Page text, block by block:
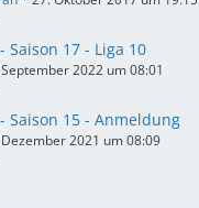
Saison 17 - Liga 10
2022 um 08:01
Saison 15 - Anmeldung
2021 um 08:09